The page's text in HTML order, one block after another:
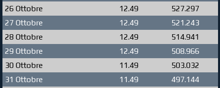
26 Ottobre
12.49
527.297
27 Ottobre
12.49
521.243
28 Ottobre
12.49
514.941
29 Ottobre
12.49
508.966
30 Ottobre
11.49
503.032
31 Ottobre
11.49
497.144